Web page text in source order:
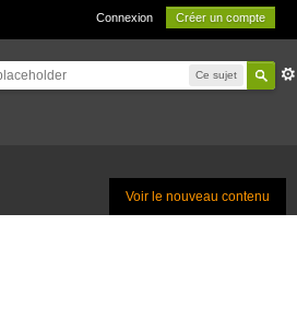
Connexion Créer un compte
Ce sujet
Voir le nouveau contenu